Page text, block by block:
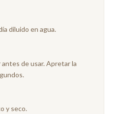
diluido en agua.
de usar. Apretar la
y seco.